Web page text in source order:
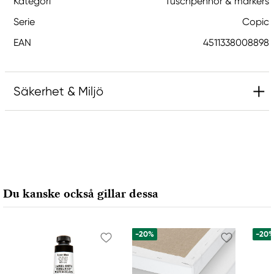
Serie
Copic
EAN
4511338008898
Säkerhet & Miljö
65205 Wiesbaden, Germany
export@holtz-gmbh.de
Tillverkare
Du kanske också gillar dessa
-20% -